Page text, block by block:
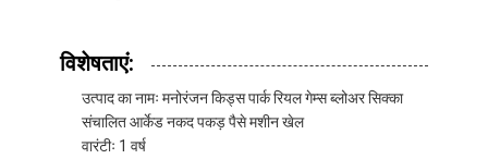
विशेषताएं:
उत्पाद का नामः मनोरंजन किड्स पार्क रियल गेम्स ब्लोअर सिक्का
संचालित आर्केड नकद पकड़ पैसे मशीन खेल
वारंटीः 1 वर्ष